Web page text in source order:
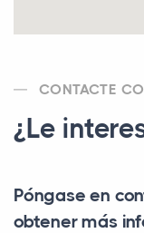
CONTACTE
¿Le
Póngase en
obtener más